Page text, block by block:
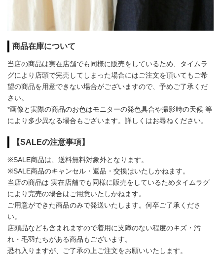
商品在庫について
当店の商品は実在店舗でも同様に販売をしているため、タイムラ
グにより店頭で完売してしまった場合にはご注文を頂いてもご希
望の商品を用意できない場合がございますので、予めご了承くだ
さい。
*画像と実際の商品のお色はモニターの発色具合や撮影時の天候 等
により多少異なる場合もございます。詳しくはお尋ねください。
【SALEの注意事項】
※SALE商品は、送料無料対象外となります。
※SALE商品のキャンセル・返品・交換はいたしかねます。
当店の商品は 実在店舗でも同様に販売をしているためタイムラグ
により完売の場合はご用意いたしかねます。
ご用意ができた商品のみで発送いたします。何卒ご了承くださ
い。
店頭品なども含まれますので着用に支障のない程度のキズ・汚
れ・毛羽たちがある商品もございます。
恐れ入りますが、ご了承の上ご注文をお願いいたします。